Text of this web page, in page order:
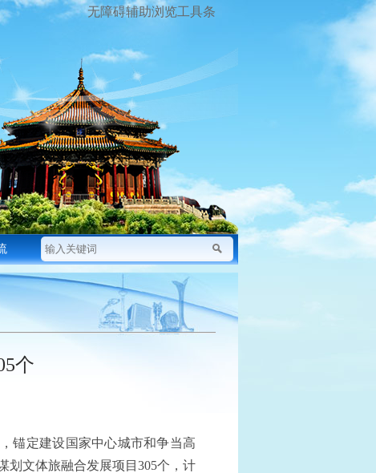
无障碍辅助浏览工具条
个
锚定建设国家中心城市和争当高
划文体旅融合发展项目305个，计